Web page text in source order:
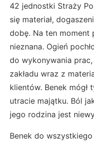
42 jednostki Straży
się materiał,
dobę. Na ten moment
nieznana. Ogień
do wykonywania
zakładu wraz z
klientów. Benek
utracie majątku. Ból
jego rodzina jest
Benek do